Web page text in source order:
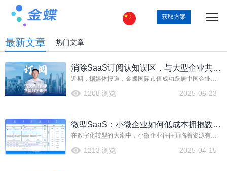
获取方案
最新文章 热门文章
消除SaaS订阅认知误区，与大型企业共赢
数字未来！
近期，据媒体报道，金蝶国际市值成功跃居中国企业管
2025-06-23
1208 浏览
微型SaaS：小微企业如何低成本拥抱数字
化
在数字化转型的大潮中，小微企业往往面临着资源有
济实惠的特点，成为小微企业实现数字化升级的理想选
2025-04-15
1213 浏览